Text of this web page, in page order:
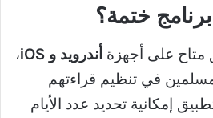
ختمة؟
متاح على أجهزة أندرويد و
،
في تنظيم قراءتهم
إمكانية تحديد عدد الأيام